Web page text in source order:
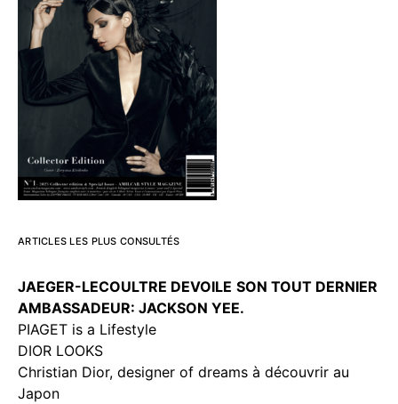
ARTICLES LES PLUS CONSULTÉS
JAEGER-LECOULTRE DEVOILE SON TOUT DERNIER
AMBASSADEUR: JACKSON YEE.
PIAGET is a Lifestyle
DIOR LOOKS
Christian Dior, designer of dreams à découvrir au
Japon